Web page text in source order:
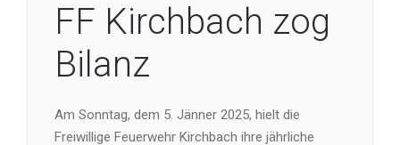
FF Kirchbach zog
Bilanz
Am Sonntag, dem 5. Jänner 2025, hielt die
Freiwillige Feuerwehr Kirchbach ihre jährliche